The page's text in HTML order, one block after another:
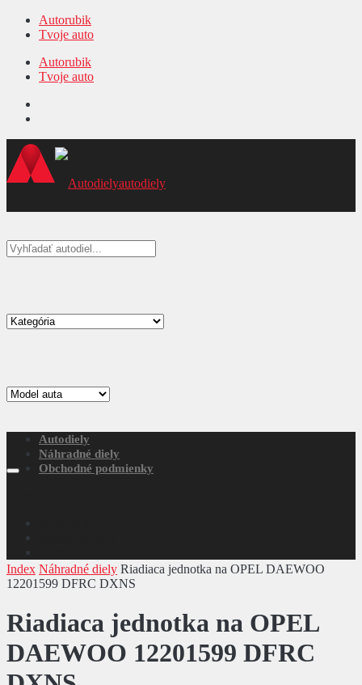
Autorubik
Tvoje auto
Autorubik
Tvoje auto
autodiely
Autodiely
Náhradné diely
Obchodné podmienky
Index Náhradné diely Riadiaca jednotka na OPEL DAEWOO
12201599 DFRC DXNS
Riadiaca jednotka na OPEL
DAEWOO 12201599 DFRC